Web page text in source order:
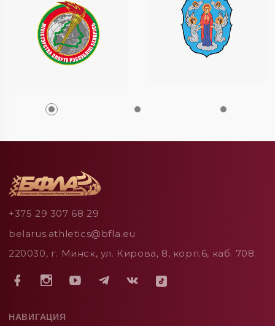
+375 29 307 68 29
belarus.athletics@bfla.eu
220030, г. Минск, ул. Кирова, 8, корп.6, каб. 708.
НАВИГАЦИЯ